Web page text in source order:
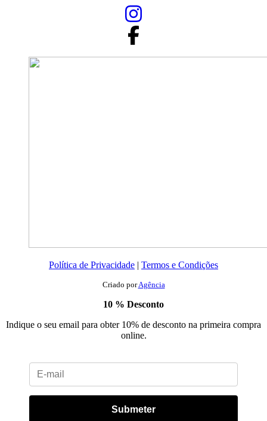
Política de Privacidade | Termos e Condições
Criado porAgência
10 % Desconto
Indique o seu email para obter 10% de desconto na primeira compra
online.